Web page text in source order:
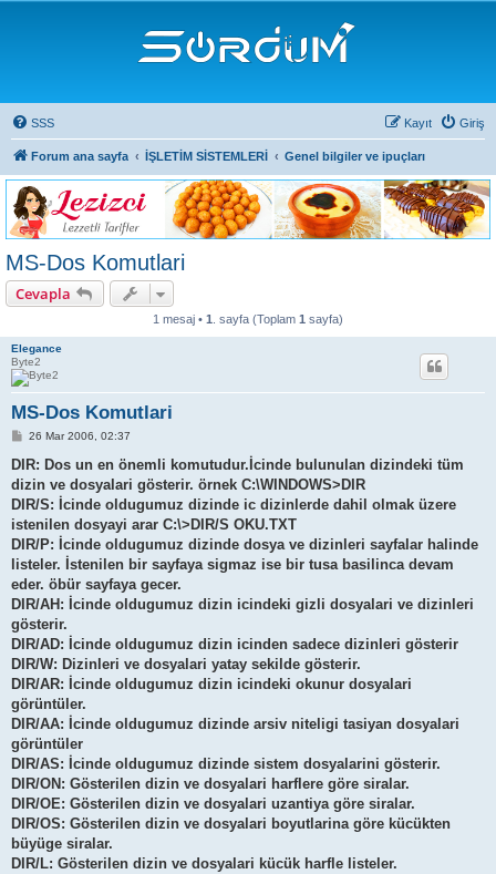
SSS Giriş
Kayıt
Forum ana sayfa İŞLETİM SİSTEMLERİ Genel bilgiler ve ipuçları
MS-Dos Komutlari
Cevapla
1 mesaj • 1 . sayfa (Toplam 1 sayfa)
Elegance
Byte2
MS-Dos Komutlari
M
s
j
26 Mar 2006, 02:37
DIR: Dos un en önemli komutudur.İcinde bulunulan dizindeki tüm
dizin ve dosyalari gösterir. örnek C:\WINDOWS>DIR
DIR/S: İcinde oldugumuz dizinde ic dizinlerde dahil olmak üzere
istenilen dosyayi arar C:\>DIR/S OKU.TXT
DIR/P: İcinde oldugumuz dizinde dosya ve dizinleri sayfalar halinde
listeler. İstenilen bir sayfaya sigmaz ise bir tusa basilinca devam
eder. öbür sayfaya gecer.
DIR/AH: İcinde oldugumuz dizin icindeki gizli dosyalari ve dizinleri
gösterir.
DIR/AD: İcinde oldugumuz dizin icinden sadece dizinleri gösterir
DIR/W: Dizinleri ve dosyalari yatay sekilde gösterir.
DIR/AR: İcinde oldugumuz dizin icindeki okunur dosyalari
görüntüler.
DIR/AA: İcinde oldugumuz dizinde arsiv niteligi tasiyan dosyalari
görüntüler
DIR/AS: İcinde oldugumuz dizinde sistem dosyalarini gösterir.
DIR/ON: Gösterilen dizin ve dosyalari harflere göre siralar.
DIR/OE: Gösterilen dizin ve dosyalari uzantiya göre siralar.
DIR/OS: Gösterilen dizin ve dosyalari boyutlarina göre kücükten
büyüge siralar.
DIR/L: Gösterilen dizin ve dosyalari kücük harfle listeler.